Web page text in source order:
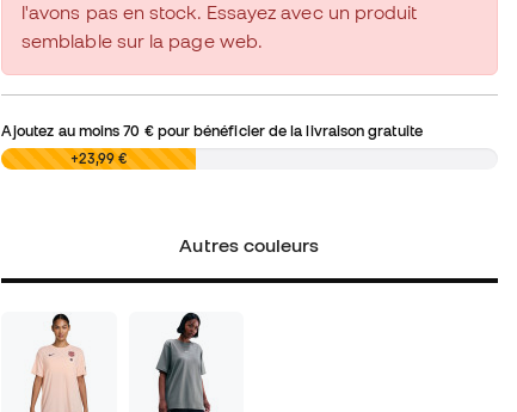
l'avons pas en stock. Essayez avec un produit
semblable sur la page web.
Ajoutez au moins70 €pour bénéficier de la livraison gratuite
0,00 € +23,99 €
Autres couleurs